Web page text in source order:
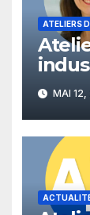
ATELIERS
MAI